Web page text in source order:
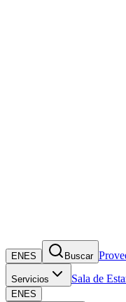
EN ES Buscar
Servicios Sala de
EN ES